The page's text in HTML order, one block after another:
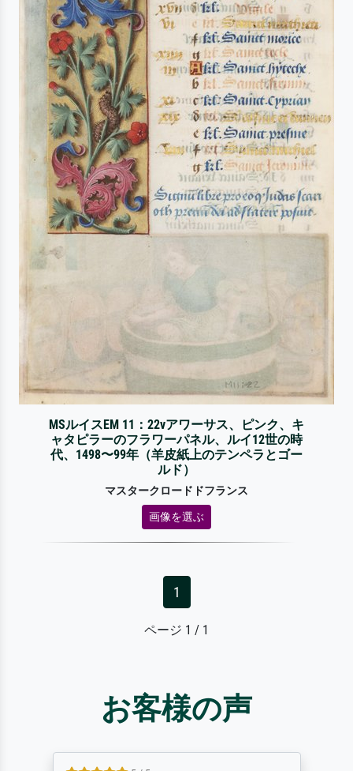
MSルイスEM 11：22vアワーサス、ピンク、キ
ャタピラーのフラワーパネル、ルイ12世の時
代、1498〜99年（羊皮紙上のテンペラとゴー
ルド）
マスタークロードドフランス
画像を選ぶ
1
ページ 1 / 1
お客様の声